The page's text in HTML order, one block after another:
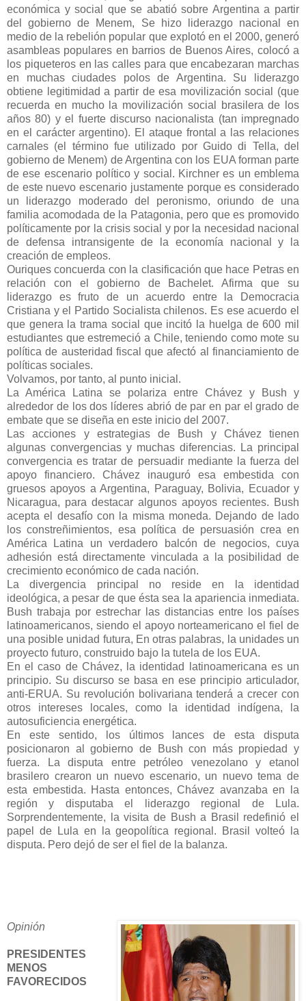
económica y social que se abatió sobre Argentina a partir
del gobierno de Menem, Se hizo liderazgo nacional en
medio de la rebelión popular que explotó en el 2000, generó
asambleas populares en barrios de Buenos Aires, colocó a
los piqueteros en las calles para que encabezaran marchas
en muchas ciudades polos de Argentina. Su liderazgo
obtiene legitimidad a partir de esa movilización social (que
recuerda en mucho la movilización social brasilera de los
años 80) y el fuerte discurso nacionalista (tan impregnado
en el carácter argentino). El ataque frontal a las relaciones
carnales (el término fue utilizado por Guido di Tella, del
gobierno de Menem) de Argentina con los EUA forman parte
de ese escenario político y social. Kirchner es un emblema
de este nuevo escenario justamente porque es considerado
un liderazgo moderado del peronismo, oriundo de una
familia acomodada de la Patagonia, pero que es promovido
políticamente por la crisis social y por la necesidad nacional
de defensa intransigente de la economía nacional y la
creación de empleos.
Ouriques concuerda con la clasificación que hace Petras en
relación con el gobierno de Bachelet. Afirma que su
liderazgo es fruto de un acuerdo entre la Democracia
Cristiana y el Partido Socialista chilenos. Es ese acuerdo el
que genera la trama social que incitó la huelga de 600 mil
estudiantes que estremeció a Chile, teniendo como mote su
política de austeridad fiscal que afectó al financiamiento de
políticas sociales.
Volvamos, por tanto, al punto inicial.
La América Latina se polariza entre Chávez y Bush y
alrededor de los dos líderes abrió de par en par el grado de
embate que se diseña en este inicio del 2007.
Las acciones y estrategias de Bush y Chávez tienen
algunas convergencias y muchas diferencias. La principal
convergencia es tratar de persuadir mediante la fuerza del
apoyo financiero. Chávez inauguró esa embestida con
gruesos apoyos a Argentina, Paraguay, Bolivia, Ecuador y
Nicaragua, para destacar algunos apoyos recientes. Bush
acepta el desafío con la misma moneda. Dejando de lado
los constreñimientos, esa política de persuasión crea en
América Latina un verdadero balcón de negocios, cuya
adhesión está directamente vinculada a la posibilidad de
crecimiento económico de cada nación.
La divergencia principal no reside en la identidad
ideológica, a pesar de que ésta sea la apariencia inmediata.
Bush trabaja por estrechar las distancias entre los países
latinoamericanos, siendo el apoyo norteamericano el fiel de
una posible unidad futura, En otras palabras, la unidades un
proyecto futuro, construido bajo la tutela de los EUA.
En el caso de Chávez, la identidad latinoamericana es un
principio. Su discurso se basa en ese principio articulador,
anti-ERUA. Su revolución bolivariana tenderá a crecer con
otros intereses locales, como la identidad indígena, la
autosuficiencia energética.
En este sentido, los últimos lances de esta disputa
posicionaron al gobierno de Bush con más propiedad y
fuerza. La disputa entre petróleo venezolano y etanol
brasilero crearon un nuevo escenario, un nuevo tema de
esta embestida. Hasta entonces, Chávez avanzaba en la
región y disputaba el liderazgo regional de Lula.
Sorprendentemente, la visita de Bush a Brasil redefinió el
papel de Lula en la geopolítica regional. Brasil volteó la
disputa. Pero dejó de ser el fiel de la balanza.
Opinión
PRESIDENTES
MENOS
FAVORECIDOS